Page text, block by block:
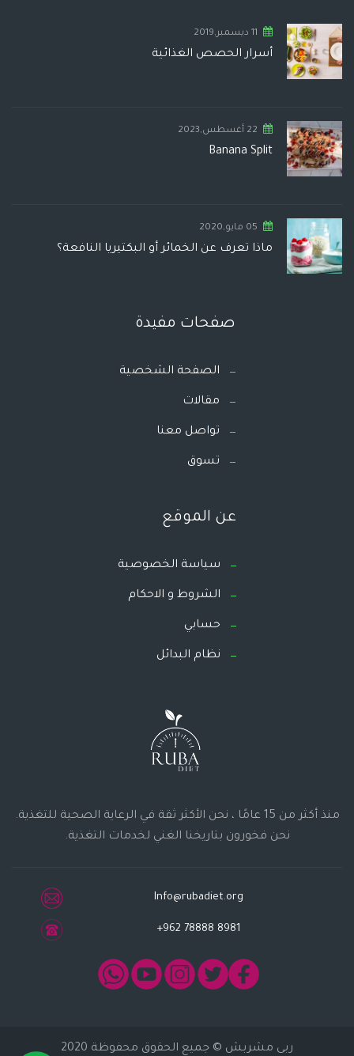
11 ديسمبر,2019
أسرار الحصص الغذائية
22 أغسطس,2023
Banana Split
05 مايو,2020
ماذا تعرف عن الخمائر أو البكتيريا النافعة؟
صفحات مفيدة
الصفحة الشخصية
مقالات
تواصل معنا
تسوق
عن الموقع
سياسة الخصوصية
الشروط و الاحكام
حسابي
نظام البدائل
منذ أكثر من 15 عامًا ، نحن الأكثر ثقة في الرعاية الصحية للتغذية.
نحن فخورون بتاريخنا الغني لخدمات التغذية.
Info@rubadiet.org
+962 78888 8981
ربى مشربش © جميع الحقوق محفوظة 2020